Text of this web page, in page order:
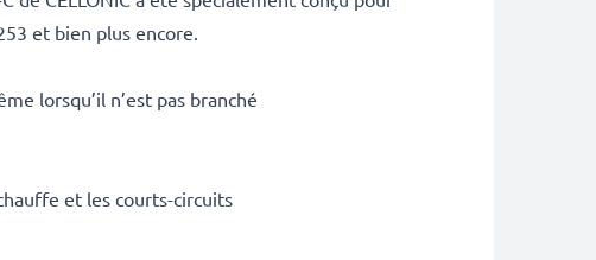
et bien plus encore.
lorsqu’il n’est pas branché
et les courts-circuits